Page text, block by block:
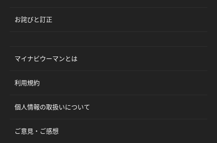
お詫びと訂正
マイナビウーマンとは
利用規約
個人情報の取扱いについて
ご意見・ご感想